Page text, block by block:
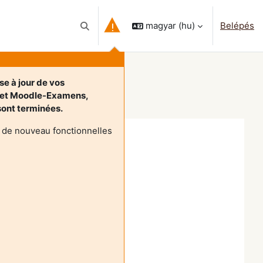
Keresési bemeneti adatok váltása
à jour de vos
Moodle-Examens,
terminées.
nouveau fonctionnelles
magyar ‎(hu)‎ Belépés